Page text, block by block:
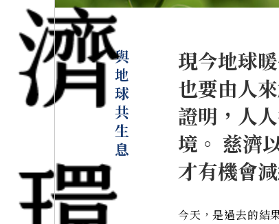
與地球共生息
現今地球
也要由人
證明，人
境。 慈濟
才有機會
今天，是過去的結